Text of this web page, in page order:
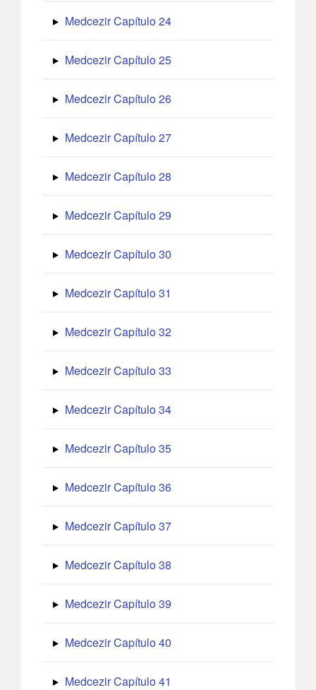
Medcezir Capítulo 24
Medcezir Capítulo 25
Medcezir Capítulo 26
Medcezir Capítulo 27
Medcezir Capítulo 28
Medcezir Capítulo 29
Medcezir Capítulo 30
Medcezir Capítulo 31
Medcezir Capítulo 32
Medcezir Capítulo 33
Medcezir Capítulo 34
Medcezir Capítulo 35
Medcezir Capítulo 36
Medcezir Capítulo 37
Medcezir Capítulo 38
Medcezir Capítulo 39
Medcezir Capítulo 40
Medcezir Capítulo 41